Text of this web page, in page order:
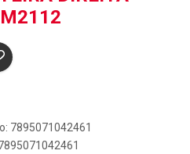
7895071042461